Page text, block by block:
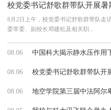
校党委书记舒歌群带队开展暑
8月2日上午，校党委书记舒歌群带队走
委常委、副校长邓建松及相关职...
08.06 中国科大揭示静水压作用
08.06 校党委书记舒歌群带队开
08.06 地空学院第三届中法阿尔